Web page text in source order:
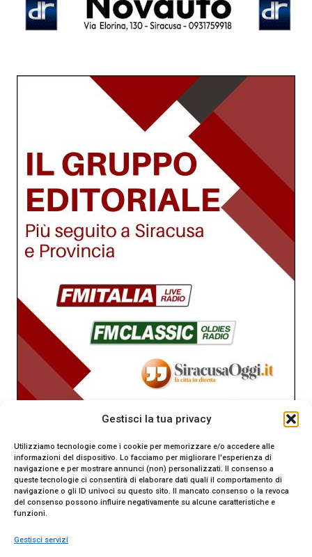
Gestisci la tua privacy
Utilizziamo tecnologie come i cookie per memorizzare e/o accedere alle
informazioni del dispositivo. Lo facciamo per migliorare l'esperienza di
navigazione e per mostrare annunci (non) personalizzati. Il consenso a
queste tecnologie ci consentirà di elaborare dati quali il comportamento di
navigazione o gli ID univoci su questo sito. Il mancato consenso o la revoca
del consenso possono influire negativamente su alcune caratteristiche e
funzioni.
Gestisci servizi